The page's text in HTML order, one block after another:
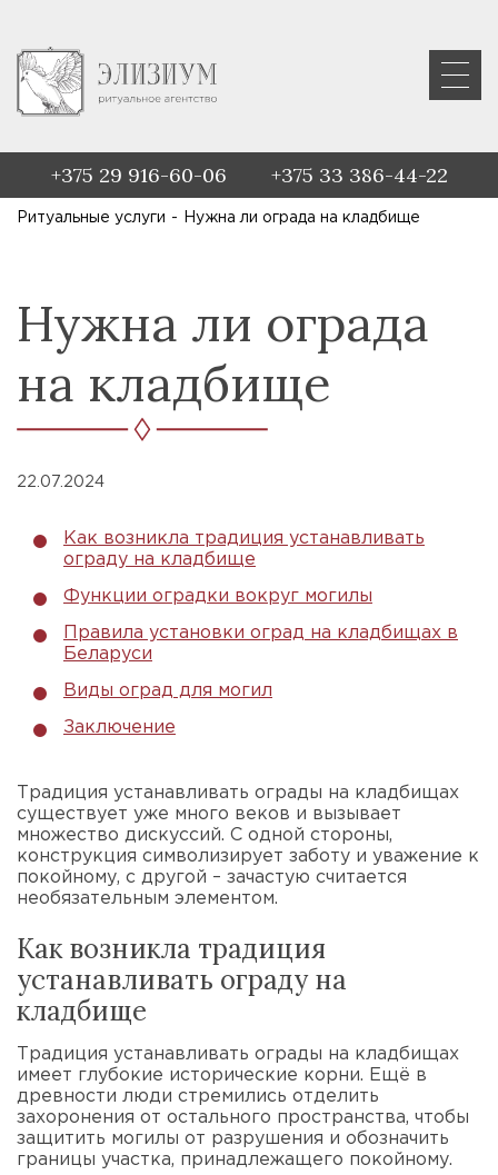
+375 29 916-60-06 +375 33 386-44-22
Ритуальные услуги - Нужна ли ограда на кладбище
Нужна ли ограда
на кладбище
22.07.2024
Как возникла традиция устанавливать
ограду на кладбище
Функции оградки вокруг могилы
Правила установки оград на кладбищах в
Беларуси
Виды оград для могил
Заключение
Традиция устанавливать ограды на кладбищах
существует уже много веков и вызывает
множество дискуссий. С одной стороны,
конструкция символизирует заботу и уважение к
покойному, с другой – зачастую считается
необязательным элементом.
Как возникла традиция
устанавливать ограду на
кладбище
Традиция устанавливать ограды на кладбищах
имеет глубокие исторические корни. Ещё в
древности люди стремились отделить
захоронения от остального пространства, чтобы
защитить могилы от разрушения и обозначить
границы участка, принадлежащего покойному.